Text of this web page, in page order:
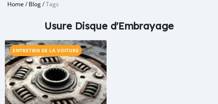
Home /Blog/Tags
Usure Disque d'Embrayage
ENTRETIEN DE LA VOITURE